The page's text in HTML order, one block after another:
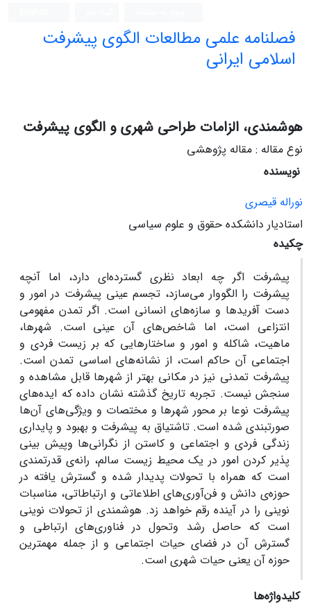
فصلنامه علمی مطالعات الگوی پیشرفت
اسلامی ایرانی
هوشمندی، الزامات طراحی شهری و الگوی پیشرفت
نوع مقاله : مقاله پژوهشی
نویسنده
نوراله قیصری
استادیار دانشکده حقوق و علوم سیاسی
چکیده
پیشرفت اگر چه ابعاد نظری گسترده‌ای دارد، اما آنچه
پیشرفت را الگووار می‌سازد، تجسم عینی پیشرفت در امور و
دست آفریدها و سازه‌های انسانی است. اگر تمدن مفهومی
انتزاعی است، اما شاخص‌های آن عینی است. شهرها،
ماهیت، شاکله و امور و ساختارهایی که بر زیست فردی و
اجتماعی آن حاکم است، از نشانه‌های اساسی تمدن است.
پیشرفت تمدنی نیز در مکانی بهتر از شهرها قابل مشاهده و
سنجش نیست. تجربه تاریخ گذشته نشان داده که ایده‌های
پیشرفت نوعا بر محور شهرها و مختصات و ویژگی‌های آن‌ها
صورتبندی شده است. تاشتیاق به پیشرفت و بهبود و پایداری
زندگی فردی و اجتماعی و کاستن از نگرانی‌ها وپیش بینی
پذیر کردن امور در یک محیط زیست سالم، رانه‌ی قدرتمندی
است که همراه با تحولات پدیدار شده و گسترش یافته در
حوزه‌ی دانش و فن‌آوری‌های اطلاعاتی و ارتباطاتی، مناسبات
نوینی را در آینده رقم خواهد زد. هوشمندی از تحولات نوینی
است که حاصل رشد وتحول در فناوری‌های ارتباطی و
گسترش آن در فضای حیات اجتماعی و از جمله مهمترین
حوزه آن یعنی حیات شهری است.
کلیدواژه‌ها